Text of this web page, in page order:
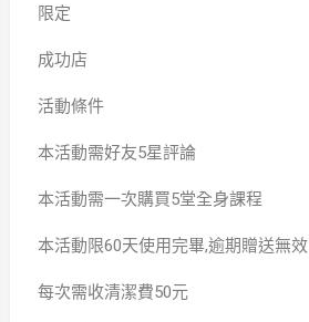
限定
成功店
活動條件
本活動需好友5星評論
本活動需一次購買5堂全身課程
本活動限60天使用完畢,逾期贈送無效
每次需收清潔費50元